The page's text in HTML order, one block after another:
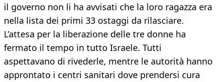
il governo non li ha avvisati che la loro ragazza era
nella lista dei primi 33 ostaggi da rilasciare.
L’attesa per la liberazione delle tre donne ha
fermato il tempo in tutto Israele. Tutti
aspettavano di rivederle, mentre le autorità hanno
approntato i centri sanitari dove prendersi cura